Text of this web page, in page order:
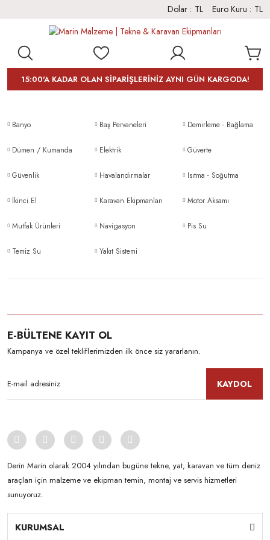
Dolar : TL Euro Kuru : TL
15:00'A KADAR OLAN SİPARİŞLERİNİZ AYNI GÜN KARGODA!
Banyo Baş Pervaneleri Demirleme - Bağlama
Dümen / Kumanda Elektrik Güverte
Güvenlik Havalandırmalar Isıtma - Soğutma
İkinci El Karavan Ekipmanları Motor Aksamı
Mutfak Ürünleri Navigasyon Pis Su
Temiz Su Yakıt Sistemi
E-BÜLTENE KAYIT OL
Kampanya ve özel tekliflerimizden ilk önce siz yararlanın.
KAYDOL
Derin Marin olarak 2004 yılından bugüne tekne, yat, karavan ve tüm deniz
araçları için malzeme ve ekipman temin, montaj ve servis hizmetleri
sunuyoruz.
KURUMSAL